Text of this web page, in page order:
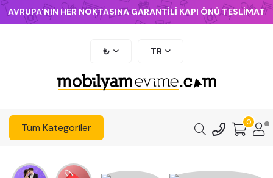
AVRUPA'NIN HER NOKTASINA GARANTİLİ KAPI ÖNÜ TESLİMAT
₺ TR
Tüm Kategoriler 0